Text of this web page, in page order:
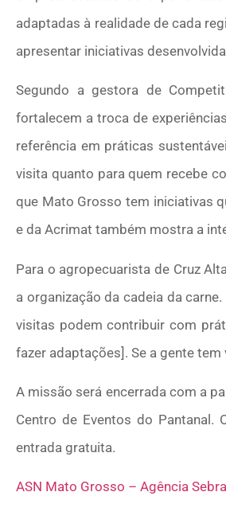
adaptadas à realidade de cada
apresentar iniciativas
Segundo a gestora de
fortalecem a troca de
referência em práticas
visita quanto para quem recebe
que Mato Grosso tem iniciativas
e da Acrimat também mostra a
Para o agropecuarista de Cruz
a organização da cadeia da
visitas podem contribuir com
fazer adaptações]. Se a gente tem
A missão será encerrada com a
Centro de Eventos do
entrada gratuita.
ASN Mato Grosso – Agência